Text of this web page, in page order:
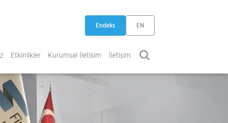
Endeks
EN
Etkinlikler Kurumsal İletişim İletişim ARA